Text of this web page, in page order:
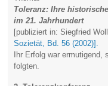
Toleranz: Ihre
im 21. Jahrhundert
[publiziert in: Siegfried
Sozietät, Bd. 56 (2002)].
Ihr Erfolg war
folgten.